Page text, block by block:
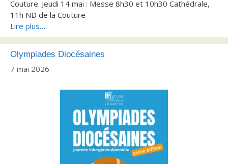
Couture. Jeudi 14 mai : Messe 8h30 et 10h30 Cathédrale,
11h ND de la Couture
Lire plus…
Olympiades Diocésaines
7 mai 2026